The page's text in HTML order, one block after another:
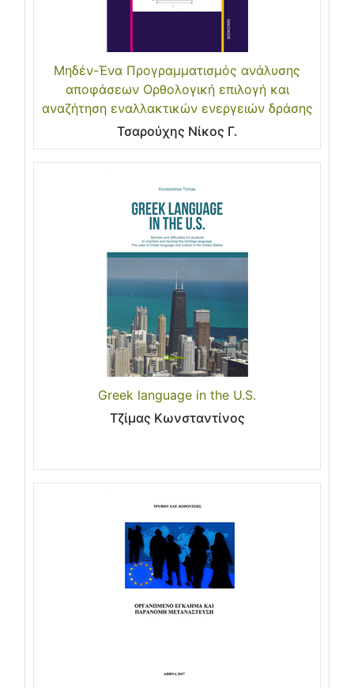
Μηδέν-Ένα Προγραμματισμός ανάλυσης
αποφάσεων Ορθολογική επιλογή και
αναζήτηση εναλλακτικών ενεργειών δράσης
Τσαρούχης Νίκος Γ.
Greek language in the U.S.
Τζίμας Κωνσταντίνος